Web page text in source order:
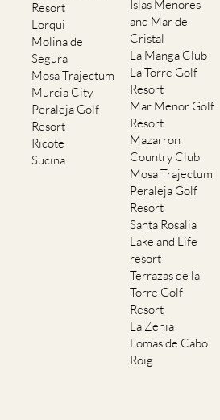
Resort
Lorqui
Molina de
Segura
Mosa Trajectum
Murcia City
Peraleja Golf
Resort
Ricote
Sucina
Islas Menores
and Mar de
Cristal
La Manga Club
La Torre Golf
Resort
Mar Menor Golf
Resort
Mazarron
Country Club
Mosa Trajectum
Peraleja Golf
Resort
Santa Rosalia
Lake and Life
resort
Terrazas de la
Torre Golf
Resort
La Zenia
Lomas de Cabo
Roig